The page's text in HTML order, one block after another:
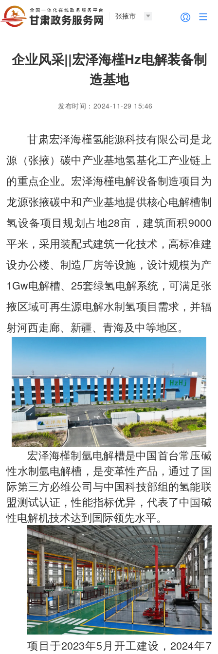
张掖市
企业风采||宏泽海槿Hz电解装备制
造基地
发布时间：2024-11-29 15:46
甘肃宏泽海槿氢能源科技有限公司是龙
源（张掖）碳中产业基地氢基化工产业链上
的重点企业。宏泽海槿电解设备制造项目为
龙源张掖碳中和产业基地提供核心电解槽制
氢设备项目规划占地28亩，建筑面积9000
平米，采用装配式建筑一化技术，高标准建
设办公楼、制造厂房等设施，设计规模为产
1Gw电解槽、25套绿氢电解系统，可满足张
掖区域可再生源电解水制氢项目需求，并辐
射河西走廊、新疆、青海及中等地区。
宏泽海槿制氩电解槽是中国首台常压碱
性水制氩电解槽，是变革性产品，通过了国
际第三方必维公司与中国科技部组的氢能联
盟测试认证，性能指标优异，代表了中国碱
性电解机技术达到国际领先水平。
项目于2023年5月开工建设，2024年7